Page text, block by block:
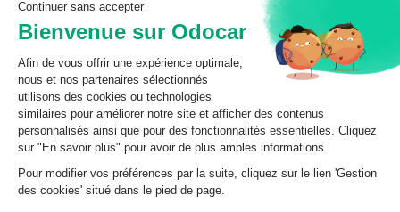
Les données affichées ici, particulièrement la base de donnée
complète, ne doivent pas être copiées. Il est interdit d’exploiter les
données ou la base de données complète, de laisser un tiers les
exploiter, ni de les rendre accessible à un tiers, sans accord
préalable de TecDoc. Toute infraction constitue une violation des
droits d’auteur et fera l’objet de poursuites.
odocar2026©
CGV Particuliers
CGV Professionnels